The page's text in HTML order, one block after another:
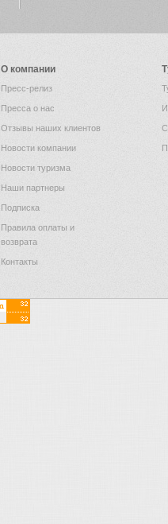
О компании
Пресс-релиз
Пресса о нас
Отзывы наших клиентов
Новости компании
Новости туризма
Наши партнеры
Подписка
Правила оплаты и
возврата
Контакты